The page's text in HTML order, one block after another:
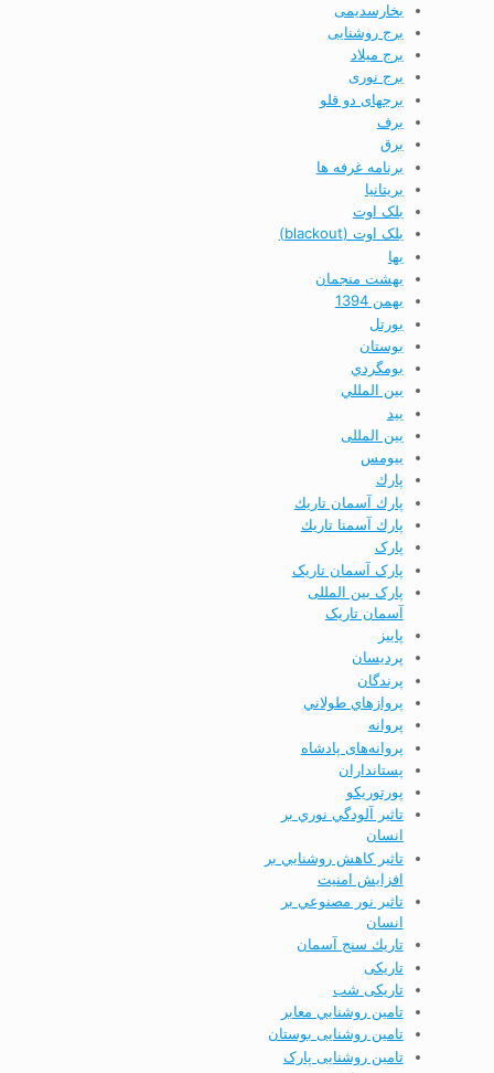
بخارسدیمی
برج روشنایی
برج ميلاد
برج نوری
برجهای دو قلو
برف
برق
برنامه غرفه ها
بريتانيا
بلک اوت
بلک اوت (blackout)
بها
بهشت منجمان
بهمن 1394
بورتل
بوستان
بومگردي
بين المللي
بید
بین المللی
بیومس
پارك
پارك آسمان تاريك
پارك آسمنا تاريك
پارک
پارک آسمان تاریک
پارک بین المللی
آسمان تاریک
پاييز
پردیسان
پرندگان
پروازهاي طولاني
پروانه
پروانه‌های پادشاه
پستانداران
پورتوریکو
تاثير آلودگي نوري بر
انسان
تاثير كاهش روشنايي بر
افزايش امنيت
تاثير نور مصنوعي بر
انسان
تاريك سنج آسمان
تاریکی
تاریکی شب
تامين روشنايي معابر
تامین روشنایی بوستان
تامین روشنایی پارک